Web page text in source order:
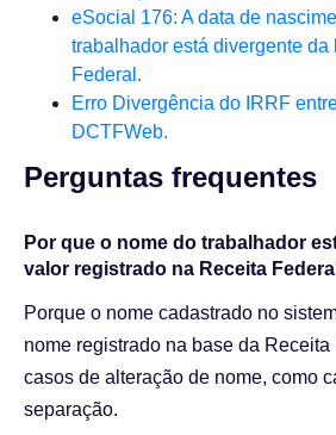
eSocial 176: A data de
trabalhador está divergente da
Federal.
Erro Divergência do IRRF
DCTFWeb.
Perguntas frequentes​
Por que o nome do trabalhador
valor registrado na Receita
Porque o nome cadastrado no
nome registrado na base da
casos de alteração de nome, como
separação.